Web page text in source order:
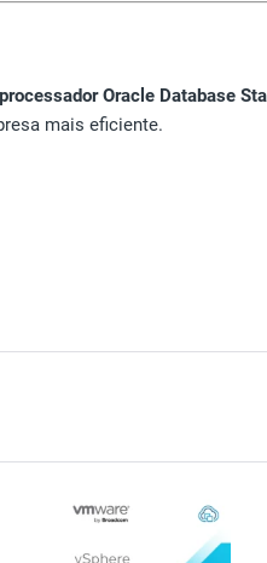
Oracle Database
mais eficiente.